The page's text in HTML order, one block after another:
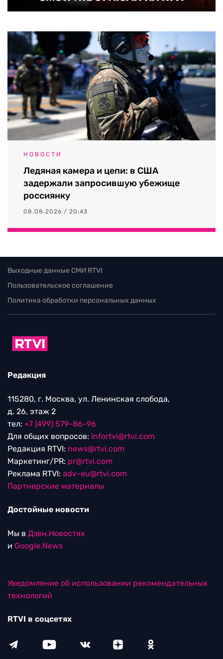
НОВОСТИ
Ледяная камера и цепи: в США
задержали запросившую убежище
россиянку
08.08.2026 / 20:43
Выходные данные СМИ RTVI
Пользовательское соглашение
Политика обработки персональных данных
Редакция
115280, г. Москва, ул. Ленинская слобода,
д. 26, этаж 2
тел: +7 (499) 579-86-96
Для общих вопросов: Infortvi@rtvi.com
Редакция RTVI: news@rtvi.com
Маркетинг/PR: pr@rtvi.com
Реклама RTVI: adv-eu@rtvi.com
Партнерские материалы
Достойные новости
Мы в Дзен.Новостях
и Google.News
Уведомление об использовании рекомендательных
технологий
RTVI в соцсетях